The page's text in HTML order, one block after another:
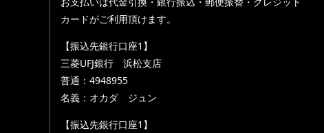
カードがご利用頂けます。
【振込先銀行口座1】
三菱UFJ銀行 浜松支店
普通：4948955
名義：オカダ ジュン
【振込先銀行口座1】